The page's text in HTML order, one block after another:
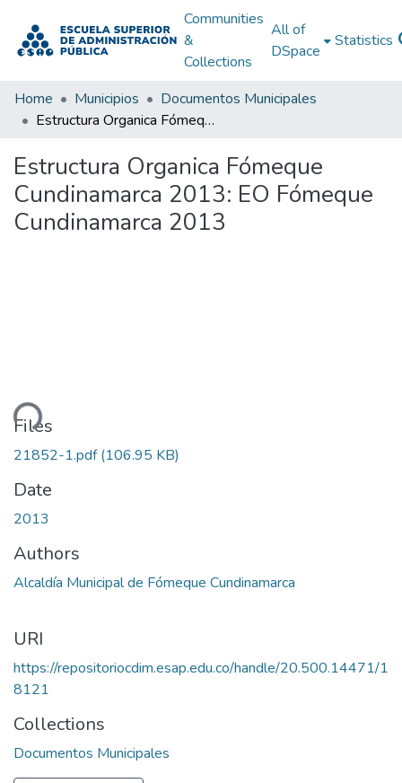
Communities
&
Collections
All of
DSpace
Statistics
Home Municipios
Documentos Municipales
Estructura Organica Fómeque Cundinamarca 2013: EO Fómeque Cundinamarca 2013
Estructura Organica Fómeque
Cundinamarca 2013: EO Fómeque
Cundinamarca 2013
Files
21852-1.pdf(106.95 KB)
Date
2013
Authors
Alcaldía Municipal de Fómeque Cundinamarca
URI
https://repositoriocdim.esap.edu.co/handle/20.500.14471/1
8121
Collections
Documentos Municipales